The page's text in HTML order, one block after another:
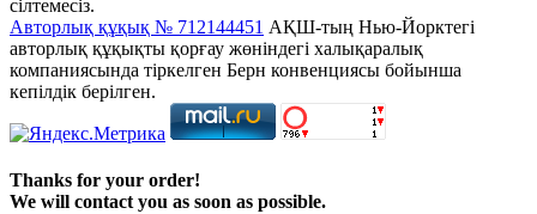
сілтемесіз.
Авторлық құқық № 712144451 АҚШ-тың Нью-Йорктегі
авторлық құқықты қорғау жөніндегі халықаралық
компаниясында тіркелген Берн конвенциясы бойынша
кепілдік берілген.
Thanks for your order!
We will contact you as soon as possible.